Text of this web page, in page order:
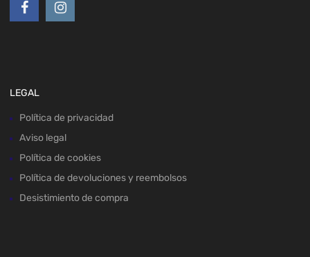
LEGAL
Política de privacidad
Aviso legal
Política de cookies
Política de devoluciones y reembolsos
Desistimiento de compra